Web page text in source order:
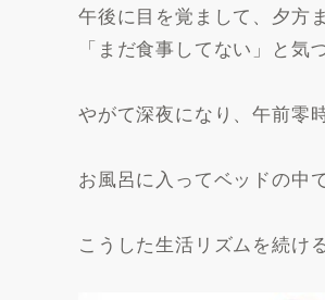
午後に目を覚まして、夕方
「まだ食事してない」と気
やがて深夜になり、午前零
お風呂に入ってベッドの中
こうした生活リズムを続け